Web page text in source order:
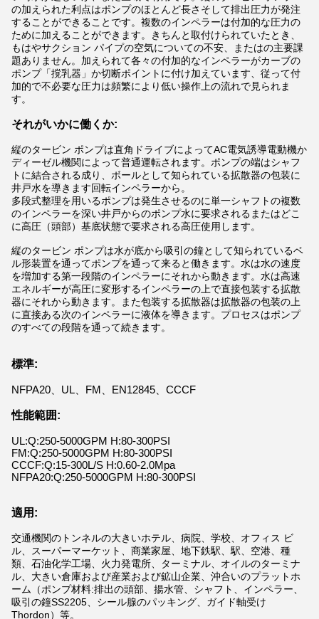
の加えられた利点はポンプのほとんど長さそして排出圧力が発注
することができることです。複数のインペラーは付加的な圧力の
ために加えることができます。きちんと取付けられていたとき、
もはやサクション パイプの空気についての不安、またはの主要課
題ありません。加えられて各々の付加的なインペラーがカーブの
ポンプ「撹乳器」か切断ポイントに付け加えています、従って付
加的で不必要な圧力は頻繁により低い操作上の流れで見られま
す。
それがいかに働くか:
縦のタービン ポンプは直角ドライブによってAC電気誘導電動機か
ディーゼル機関によって普通運転されます。ポンプの端はシャフ
トに結合される成り、ボールとして知られている拡散器の包装に
井戸水を導きます回転インペラーから。
多段式整理を用いるポンプは発生させるのに単一シャフトの複数
のインペラーを深い井戸からのポンプ水に要求されるまたはどこ
に高圧（頭部）基底状態で要求される高圧使用します。
縦のタービン ポンプは水が底から吸引の鐘として知られているベ
ル形装置を通ってポンプを通って来ると働きます。水は水の速度
を増加する第一段階のインペラーにそれから動きます。水は高速
エネルギーが高圧に変形するインペラーの上で直接包装する拡散
器にそれから動きます。また包装する拡散器は拡散器の包装の上
に直接ある次のインペラーに液体を導きます。プロセスはポンプ
のすべての段階を通って続きます。
標準:
NFPA20、UL、FM、EN12845、CCCF
性能範囲:
UL:Q:250-5000GPM H:80-300PSI
FM:Q:250-5000GPM H:80-300PSI
CCCF:Q:15-300L/S H:0.60-2.0Mpa
NFPA20:Q:250-5000GPM H:80-300PSI
適用:
交通機関のトンネルの大きいホテル、病院、学校、オフィス ビ
ル、スーパーマーケット、商業家屋、地下鉄駅、駅、空港、種
類、石油化学工場、火力発電所、ターミナル、オイルのターミナ
ル、大きい倉庫および産業および鉱山企業、沖合いのプラットホ
ーム（ポンプ材料:排出の頭部、揚水管、シャフト、インペラー、
吸引の鐘SS2205、シール腺のパッキング、ガイド軸受け
Thordon）等。